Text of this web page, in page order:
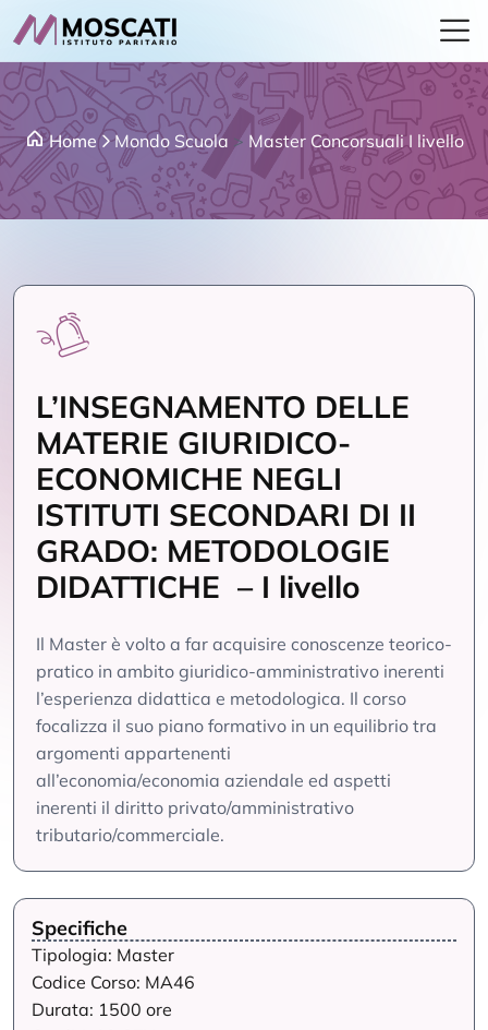
Home Mondo Scuola > Master Concorsuali I livello
L’INSEGNAMENTO DELLE
MATERIE GIURIDICO-
ECONOMICHE NEGLI
ISTITUTI SECONDARI DI II
GRADO: METODOLOGIE
DIDATTICHE – I livello
Il Master è volto a far acquisire conoscenze teorico-
pratico in ambito giuridico-amministrativo inerenti
l’esperienza didattica e metodologica. Il corso
focalizza il suo piano formativo in un equilibrio tra
argomenti appartenenti
all’economia/economia aziendale ed aspetti
inerenti il diritto privato/amministrativo
tributario/commerciale.
Specifiche
Tipologia: Master
Codice Corso: MA46
Durata: 1500 ore